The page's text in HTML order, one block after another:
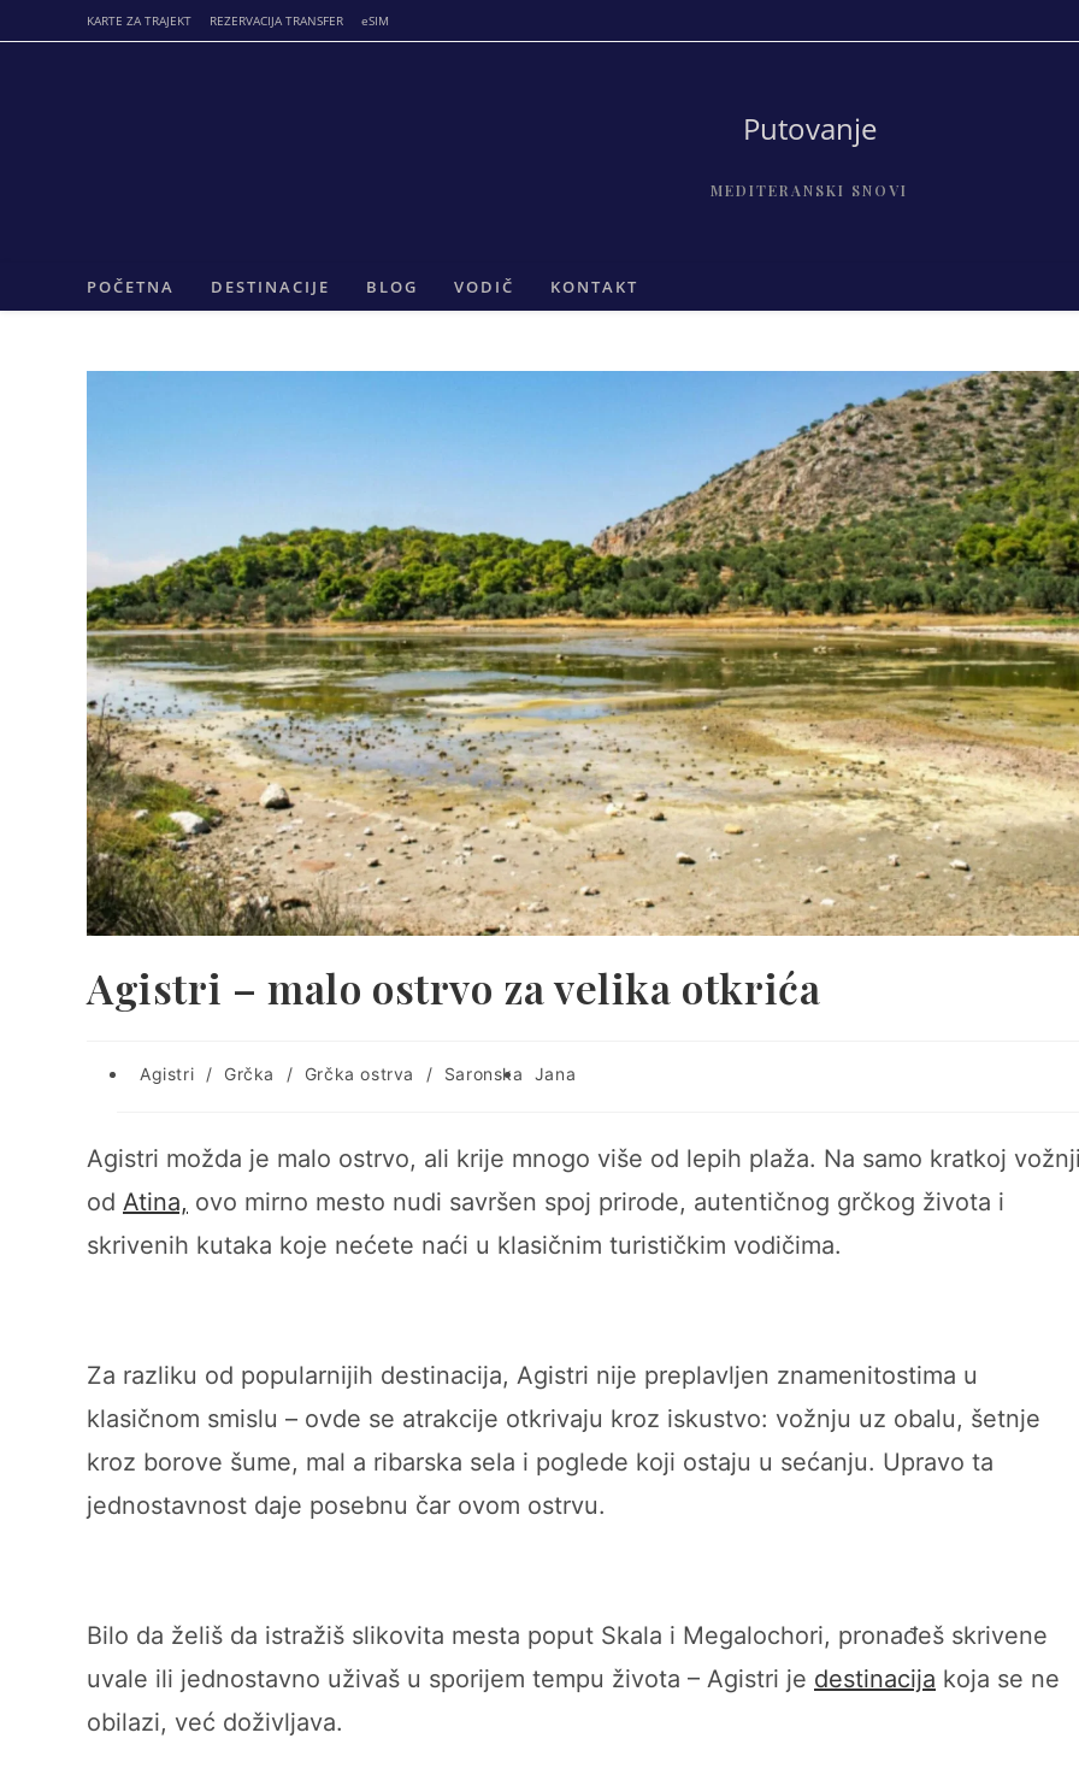
to
KARTE ZA TRAJEKT REZERVACIJA TRANSFER eSIM
Putovanje
MEDITERANSKI SNOVI
POČETNA DESTINACIJE BLOG VODIČ KONTAKT
Agistri – malo ostrvo za velika otkrića
Post
Agistri / Grčka / Grčka ostrva / Saronska Post
Jana
Agistri možda je malo ostrvo, ali krije mnogo više od lepih plaža. Na samo kratkoj
od Atina, ovo mirno mesto nudi savršen spoj prirode, autentičnog grčkog života i
skrivenih kutaka koje nećete naći u klasičnim turističkim vodičima.
Za razliku od popularnijih destinacija, Agistri nije preplavljen znamenitostima u
klasičnom smislu – ovde se atrakcije otkrivaju kroz iskustvo: vožnju uz obalu, šetnje
kroz borove šume, mal a ribarska sela i poglede koji ostaju u sećanju. Upravo ta
jednostavnost daje posebnu čar ovom ostrvu.
Bilo da želiš da istražiš slikovita mesta poput Skala i Megalochori, pronađeš skrivene
uvale ili jednostavno uživaš u sporijem tempu života – Agistri je destinacija koja se ne
obilazi, već doživljava.